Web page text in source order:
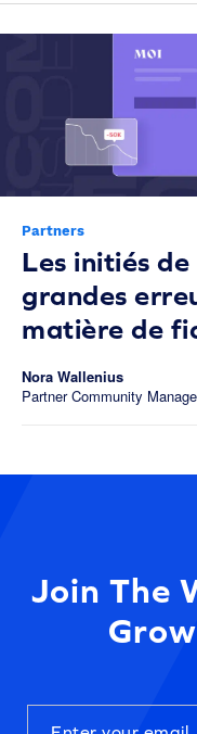
Partners
Les initiés de
grandes
matière de
Nora Wallenius
Partner Community
Join The